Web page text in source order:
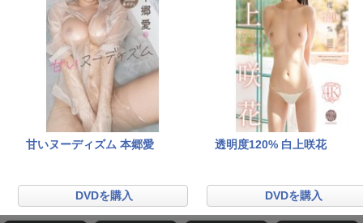
甘いヌーディズム 本郷愛
DVDを購入
透明度120% 白上咲花
DVDを購入